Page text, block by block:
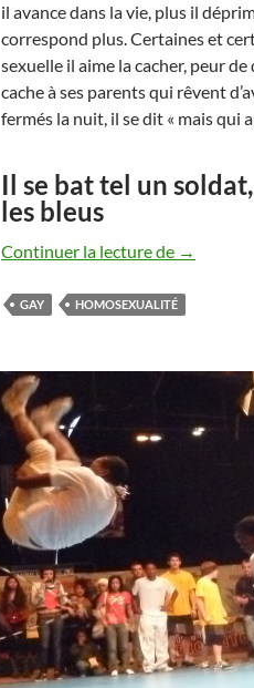
il avance dans la vie, plus il
correspond plus. Certaines et
sexuelle il aime la cacher, peur
cache à ses parents qui rêvent
fermés la nuit, il se dit « mais qui
Il se bat tel un
les bleus
Continuer la lecture de Il est gay…
→
GAY HOMOSEXUALITÉ